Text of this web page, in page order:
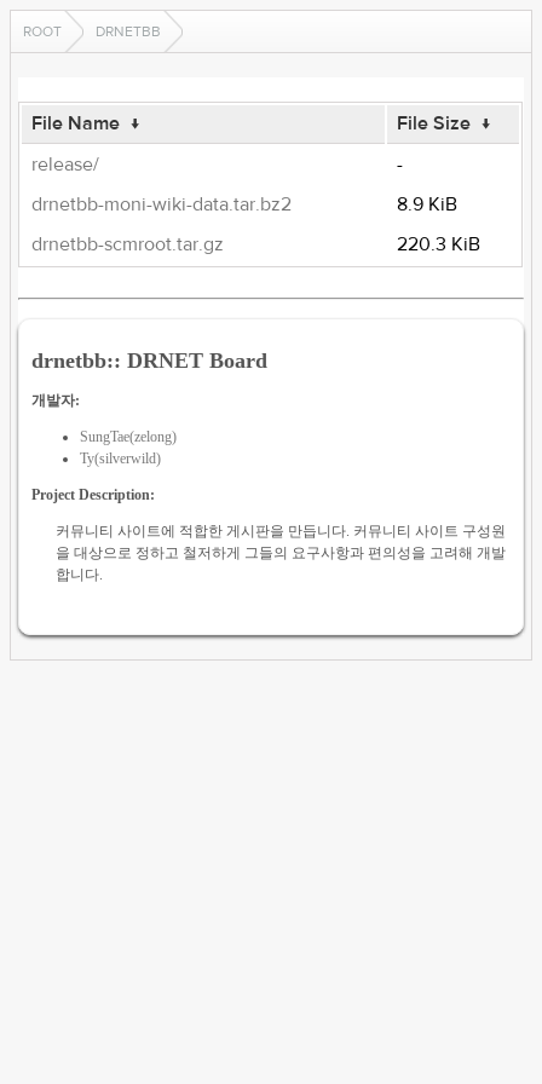
ROOT DRNETBB
File Name ↓ File Size ↓
release/
-
drnetbb-moni-wiki-data.tar.bz2
8.9 KiB
drnetbb-scmroot.tar.gz
220.3 KiB
drnetbb:: DRNET Board
개발자:
SungTae(zelong)
Ty(silverwild)
Project Description:
커뮤니티 사이트에 적합한 게시판을 만듭니다. 커뮤니티 사이트 구성원
을 대상으로 정하고 철저하게 그들의 요구사항과 편의성을 고려해 개발
합니다.